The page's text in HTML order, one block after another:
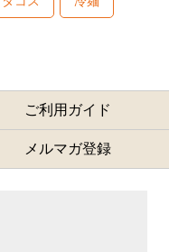
ご利用ガイド
メルマガ登録